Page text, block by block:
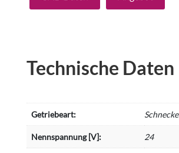
Technische Daten
Getriebeart:
Nennspannung [V]: 24